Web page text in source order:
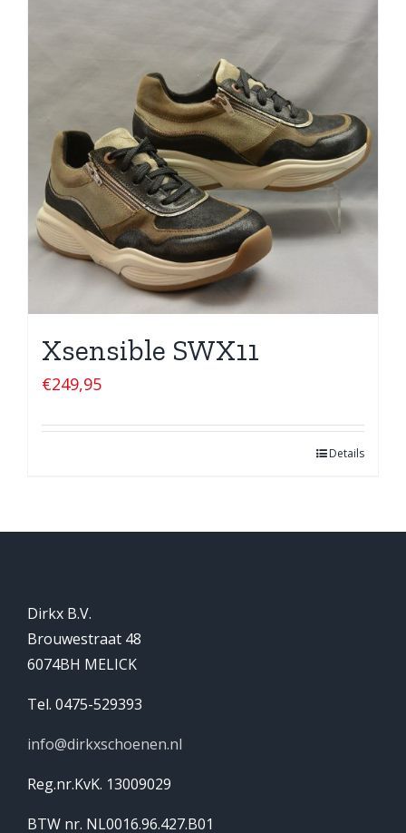
Xsensible SWX11
€249,95
Details
Dirkx B.V.
Brouwestraat 48
6074BH MELICK
Tel. 0475-529393
info@dirkxschoenen.nl
Reg.nr.KvK. 13009029
BTW nr. NL0016.96.427.B01